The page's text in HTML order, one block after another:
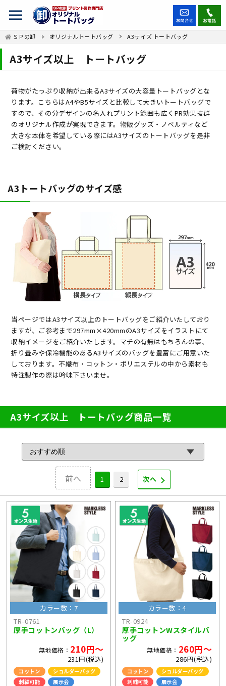
ＳＰの卸 オリジナルトートバッグ A3サイズ トートバッグ
A3サイズ以上 トートバッグ
荷物がたっぷり収納が出来るA3サイズの大容量トートバッグとな
ります。こちらはA4やB5サイズと比較して大きいトートバッグで
すので、その分デザインの名入れプリント範囲も広くPR効果抜群
のオリジナル作成が実現できます。物販グッズ・ノベルティなど
大きな本体を希望している際にはA3サイズのトートバッグを是非
ご検討ください。
A3トートバッグのサイズ感
当ページではA3サイズ以上のトートバッグをご紹介いたしており
ますが、ご参考まで297mm×420mmのA3サイズをイラストにて
収納イメージをご紹介いたします。マチの有無はもちろんの事、
折り畳みや保冷機能のあるA3サイズのバッグを豊富にご用意いた
しております。不織布・コットン・ポリエステルの中から素材も
特注製作の際は吟味下さいませ。
A3サイズ以上 トートバッグ商品一覧
前へ 1 2 次へ
カラー数：7
TR-0761
厚手コットンバッグ（L）
無地価格： 210円～
231円(税込)
コットン
ショルダーバッグ
刺繍可能
展示会
カラー数：4
TR-0924
厚手コットンWスタイルバ
ッグ
無地価格： 260円～
286円(税込)
コットン
ショルダーバッグ
刺繍可能
展示会